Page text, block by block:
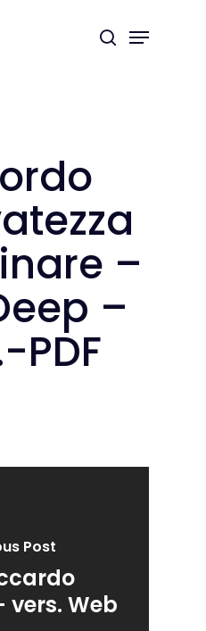
search
Menu
–
–
PDF
Post
vers. Web